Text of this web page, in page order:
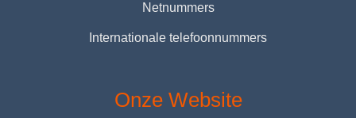
Netnummers
Internationale telefoonnummers
Onze Website